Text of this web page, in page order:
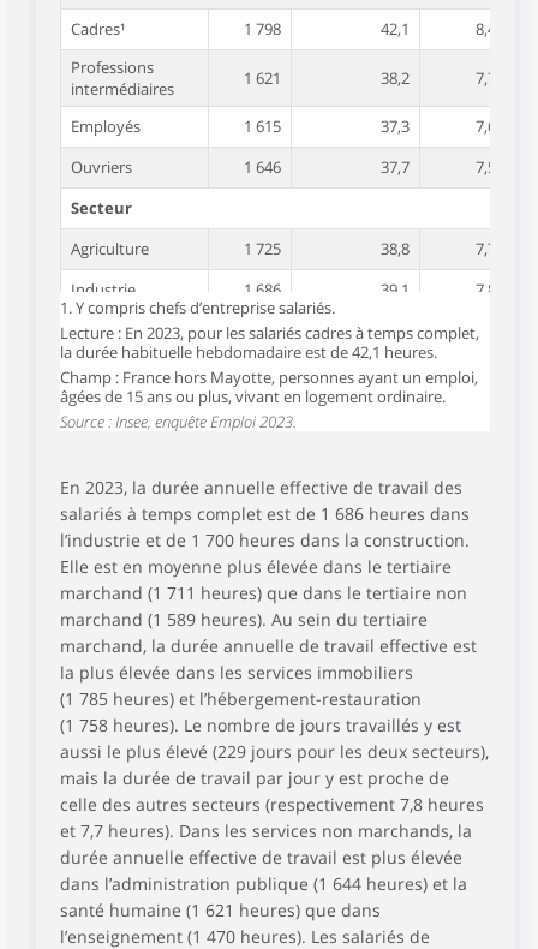
Cadres¹
1 798 42,1
8,4
Professions
intermédiaires
1 621 38,2 7,7
Employés 1 615 37,3
7,6
Ouvriers
1 646 37,7
7,5
Secteur
Agriculture
1 725 38,8
7,7
Industrie
1 686 39,1
7,8
Construction
1 700 39,3
Tertiaire
marchand
1 711 38,9 7,7
Commerce 1 711
Hébergement-
restauration
1 758 39,2
Information-
communication
1 740 39,8
Services
financiers
1 674 40,4
Services
immobiliers
39,6
Services aux
entreprises
1 721 38,7 7,8
Services aux
ménages
1 646 37,9 7,6
Tertiaire non
marchand
1 589 38,6
Administration
publique
1 644
1. Y compris chefs d’entreprise salariés.
Lecture : En 2023, pour les salariés cadres à temps complet,
la durée habituelle hebdomadaire est de 42,1 heures.
Champ : France hors Mayotte, personnes ayant un emploi,
âgées de 15 ans ou plus, vivant en logement ordinaire.
Source : Insee, enquête Emploi 2023.
En 2023, la durée annuelle effective de travail des
salariés à temps complet est de 1 686 heures dans
l’industrie et de 1 700 heures dans la construction.
Elle est en moyenne plus élevée dans le tertiaire
marchand (1 711 heures) que dans le tertiaire non
marchand (1 589 heures). Au sein du tertiaire
marchand, la durée annuelle de travail effective est
la plus élevée dans les services immobiliers
(1 785 heures) et l’hébergement-restauration
(1 758 heures). Le nombre de jours travaillés y est
aussi le plus élevé (229 jours pour les deux secteurs),
mais la durée de travail par jour y est proche de
celle des autres secteurs (respectivement 7,8 heures
et 7,7 heures). Dans les services non marchands, la
durée annuelle effective de travail est plus élevée
dans l’administration publique (1 644 heures) et la
santé humaine (1 621 heures) que dans
l’enseignement (1 470 heures). Les salariés de